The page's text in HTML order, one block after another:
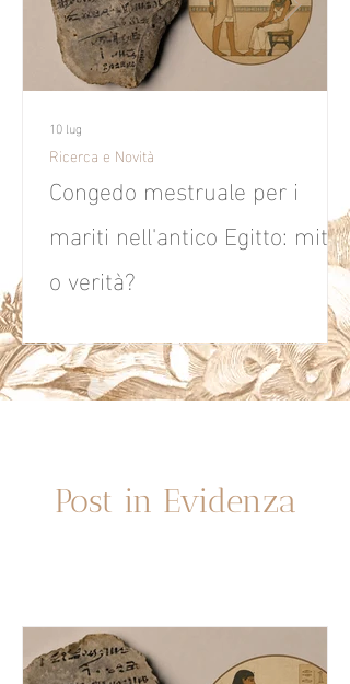
Congedo mestruale per i
mariti nell'antico Egitto: mito
o verità?
Scopri la storia dietro questo curioso
documento e cosa ci rivela sulla salute
femminile di 3.000 anni fa.
Ricerca e Novità
10 lug
Post in Evidenza